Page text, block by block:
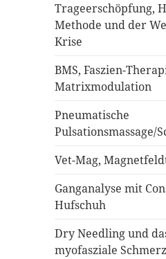
Trageerschöpfung,
Methode und der
Krise
BMS, Faszien-
Matrixmodulation
Pneumatische
Pulsationsmassage/
Vet-Mag,
Ganganalyse mit
Hufschuh
Dry Needling und
myofasziale